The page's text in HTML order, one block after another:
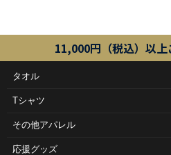
11,000円（税込）以
タオル
Tシャツ
その他アパレル
応援グッズ